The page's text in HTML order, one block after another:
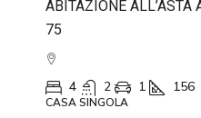
ABITAZIONE ALL’ASTA
75
4 2 1 156
CASA SINGOLA